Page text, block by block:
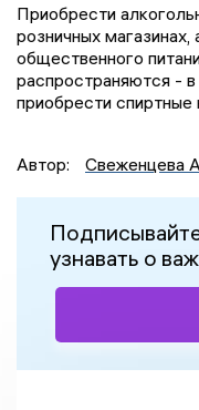
Приобрести
розничных магазинах,
общественного
распространяются -
приобрести
Автор: Свеженцева
узнавать о